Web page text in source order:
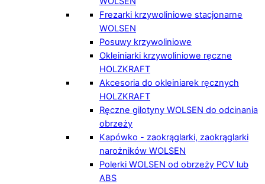
Frezarki krzywoliniowe stacjonarne
WOLSEN
Posuwy krzywoliniowe
Okleiniarki krzywoliniowe ręczne
HOLZKRAFT
Akcesoria do okleiniarek ręcznych
HOLZKRAFT
Ręczne gilotyny WOLSEN do odcinania
obrzeży
Kapówko - zaokrąglarki, zaokrąglarki
narożników WOLSEN
Polerki WOLSEN od obrzeży PCV lub
ABS